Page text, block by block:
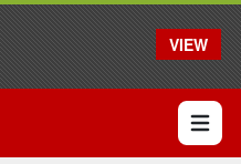
Open
VIEW